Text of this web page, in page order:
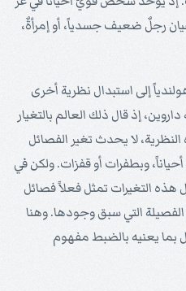
رجلٌ ضعيف جسدياً، أو إمرأةٌ،
إلى استبدال نظرية أخرى
إذ قال ذلك العالم بالتغيار
لا يحدث تغير الفصائل
وبطفرات أو قفزات. ولكن في
هذه التغيرات تمثل فعلاً فصائل
التي سبق وجودها. وهنا
بما يعنيه بالضبط مفهوم